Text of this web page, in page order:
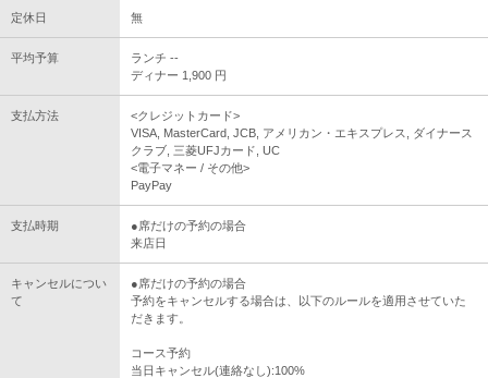
定休日 無
平均予算
ランチ --
ディナー 1,900 円
支払方法
<クレジットカード>
VISA, MasterCard, JCB, アメリカン・エキスプレス, ダイナース
クラブ, 三菱UFJカード, UC
<電子マネー / その他>
PayPay
支払時期
●席だけの予約の場合
来店日
キャンセルについ
て
●席だけの予約の場合
予約をキャンセルする場合は、以下のルールを適用させていた
だきます。
コース予約
当日キャンセル(連絡なし):100%